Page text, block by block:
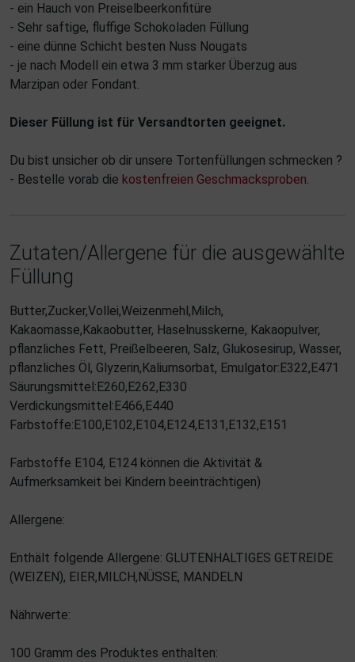
- ein Hauch von Preiselbeerkonfitüre
- Sehr saftige, fluffige Schokoladen Füllung
- eine dünne Schicht besten Nuss Nougats
- je nach Modell ein etwa 3 mm starker Überzug aus
Marzipan oder Fondant.
Dieser Füllung ist für Versandtorten geeignet.
Du bist unsicher ob dir unsere Tortenfüllungen schmecken ?
- Bestelle vorab die kostenfreien Geschmacksproben.
Zutaten/Allergene für die ausgewählte
Füllung
Butter,Zucker,Vollei,Weizenmehl,Milch,
Kakaomasse,Kakaobutter, Haselnusskerne, Kakaopulver,
pflanzliches Fett, Preißelbeeren, Salz, Glukosesirup, Wasser,
pflanzliches Öl, Glyzerin,Kaliumsorbat, Emulgator:E322,E471
Säurungsmittel:E260,E262,E330
Verdickungsmittel:E466,E440
Farbstoffe:E100,E102,E104,E124,E131,E132,E151
Farbstoffe E104, E124 können die Aktivität &
Aufmerksamkeit bei Kindern beeinträchtigen)
Allergene:
Enthält folgende Allergene: GLUTENHALTIGES GETREIDE
(WEIZEN), EIER,MILCH,NÜSSE, MANDELN
Nährwerte:
100 Gramm des Produktes enthalten: